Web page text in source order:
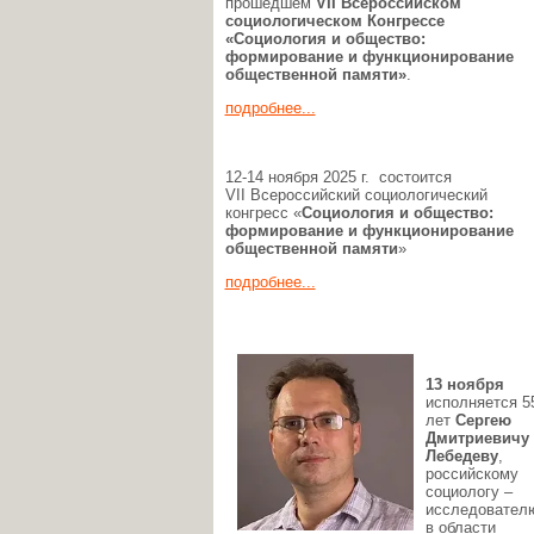
социологическом Конгрессе
«Социология и общество:
формирование и функционирование
общественной памяти».
подробнее...
12-14 ноября 2025 г. состоится
VII Всероссийский социологический
конгресс «Социология и общество:
формирование и функционирование
общественной памяти»
подробнее...
13 ноября
исполняется
лет Сергею
Дмитриевичу
Лебедеву,
российскому
социологу –
в области